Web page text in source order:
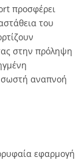
προσφέρει
του
στην πρόληψη
σωστή αναπνοή
εφαρμογή